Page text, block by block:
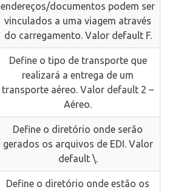
endereços/documentos podem ser
vinculados a uma viagem através
do carregamento. Valor default F.
Define o tipo de transporte que
realizará a entrega de um
transporte aéreo. Valor default 2 –
Aéreo.
Define o diretório onde serão
gerados os arquivos de EDI. Valor
default \.
Define o diretório onde estão os